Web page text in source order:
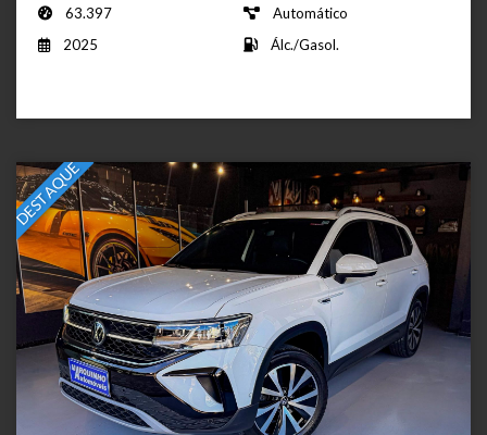
63.397
Automático
2025
Álc./Gasol.
DESTAQUE